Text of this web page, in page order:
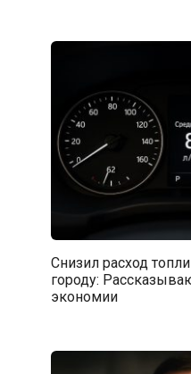
Снизил расход
городу:
экономии